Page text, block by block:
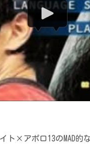
ト×アポロ13のMAD的